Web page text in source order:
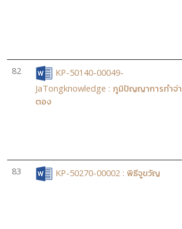
82
KP-50140-00049-
JaTongknowledge : ภูมิปัญญาการทำจ่า
ตอง
83 KP-50270-00002 : พิธีจูขวัญ